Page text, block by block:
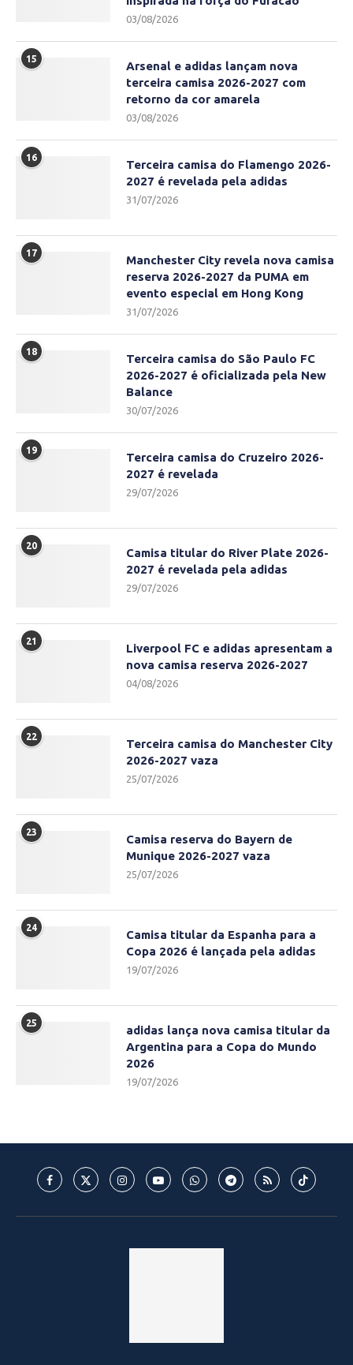
03/08/2026
15
Arsenal e adidas lançam nova
terceira camisa 2026-2027 com
retorno da cor amarela
03/08/2026
16
Terceira camisa do Flamengo 2026-
2027 é revelada pela adidas
31/07/2026
17
Manchester City revela nova camisa
reserva 2026-2027 da PUMA em
evento especial em Hong Kong
31/07/2026
18
Terceira camisa do São Paulo FC
2026-2027 é oficializada pela New
Balance
30/07/2026
19
Terceira camisa do Cruzeiro 2026-
2027 é revelada
29/07/2026
20
Camisa titular do River Plate 2026-
2027 é revelada pela adidas
29/07/2026
21
Liverpool FC e adidas apresentam a
nova camisa reserva 2026-2027
04/08/2026
22
Terceira camisa do Manchester City
2026-2027 vaza
25/07/2026
23
Camisa reserva do Bayern de
Munique 2026-2027 vaza
25/07/2026
24
Camisa titular da Espanha para a
Copa 2026 é lançada pela adidas
19/07/2026
25
adidas lança nova camisa titular da
Argentina para a Copa do Mundo
2026
19/07/2026